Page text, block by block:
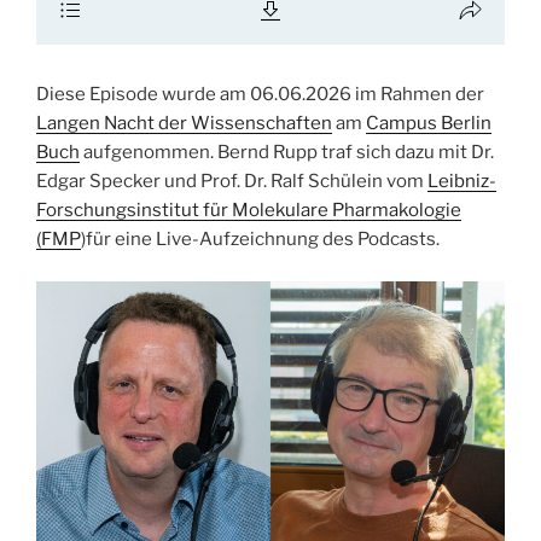
Diese Episode wurde am 06.06.2026 im Rahmen der
Langen Nacht der Wissenschaften am Campus Berlin
Buch aufgenommen. Bernd Rupp traf sich dazu mit Dr.
Edgar Specker und Prof. Dr. Ralf Schülein vom Leibniz-
Forschungsinstitut für Molekulare Pharmakologie
(FMP)für eine Live-Aufzeichnung des Podcasts.